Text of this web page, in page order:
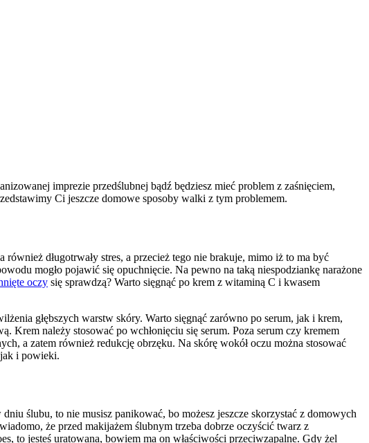
imprezie przedślubnej bądź będziesz mieć problem z zaśnięciem,
Ci jeszcze domowe sposoby walki z tym problemem.
długotrwały stres, a przecież tego nie brakuje, mimo iż to ma być
mogło pojawić się opuchnięcie. Na pewno na taką niespodziankę narażone
oczy się sprawdzą? Warto sięgnąć po krem z witaminą C i kwasem
głębszych warstw skóry. Warto sięgnąć zarówno po serum, jak i krem,
Krem należy stosować po wchłonięciu się serum. Poza serum czy kremem
a zatem również redukcję obrzęku. Na skórę wokół oczu można stosować
jak i powieki.
ślubu, to nie musisz panikować, bo możesz jeszcze skorzystać z domowych
że przed makijażem ślubnym trzeba dobrze oczyścić twarz z
to jesteś uratowana, bowiem ma on właściwości przeciwzapalne. Gdy żel